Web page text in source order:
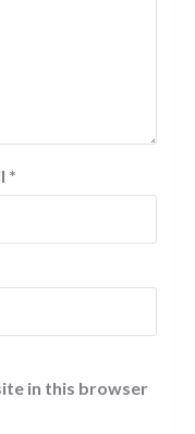
*
in this browser